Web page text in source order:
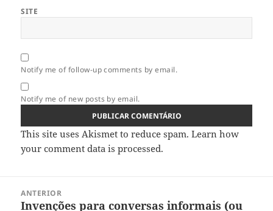
SITE
Notify me of follow-up comments by email.
Notify me of new posts by email.
This site uses Akismet to reduce spam.Learn how
your comment data is processed.
ANTERIOR
Artigo
Invenções para conversas informais (ou